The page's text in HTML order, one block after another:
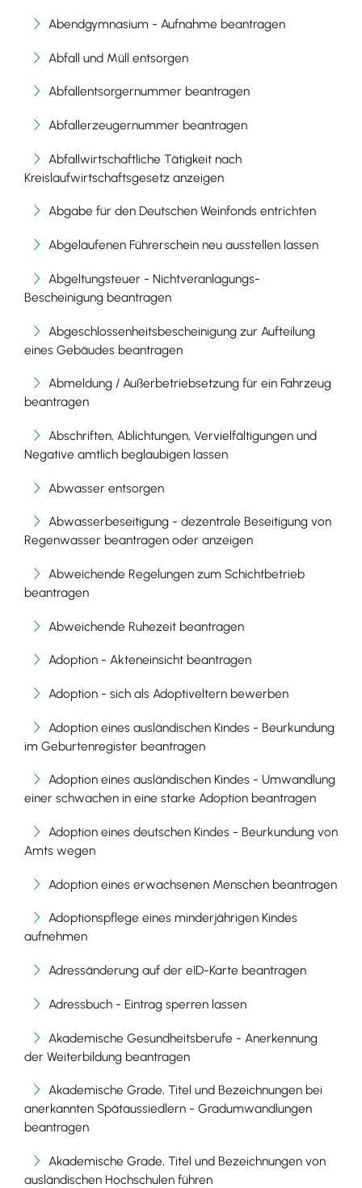
Abendgymnasium - Aufnahme beantragen
Abfall und Müll entsorgen
Abfallentsorgernummer beantragen
Abfallerzeugernummer beantragen
Abfallwirtschaftliche Tätigkeit nach
Kreislaufwirtschaftsgesetz anzeigen
Abgabe für den Deutschen Weinfonds entrichten
Abgelaufenen Führerschein neu ausstellen lassen
Abgeltungsteuer - Nichtveranlagungs-
Bescheinigung beantragen
Abgeschlossenheitsbescheinigung zur Aufteilung
eines Gebäudes beantragen
Abmeldung / Außerbetriebsetzung für ein Fahrzeug
beantragen
Abschriften, Ablichtungen, Vervielfältigungen und
Negative amtlich beglaubigen lassen
Abwasser entsorgen
Abwasserbeseitigung - dezentrale Beseitigung von
Regenwasser beantragen oder anzeigen
Abweichende Regelungen zum Schichtbetrieb
beantragen
Abweichende Ruhezeit beantragen
Adoption - Akteneinsicht beantragen
Adoption - sich als Adoptiveltern bewerben
Adoption eines ausländischen Kindes - Beurkundung
im Geburtenregister beantragen
Adoption eines ausländischen Kindes - Umwandlung
einer schwachen in eine starke Adoption beantragen
Adoption eines deutschen Kindes - Beurkundung von
Amts wegen
Adoption eines erwachsenen Menschen beantragen
Adoptionspflege eines minderjährigen Kindes
aufnehmen
Adressänderung auf der eID-Karte beantragen
Adressbuch - Eintrag sperren lassen
Akademische Gesundheitsberufe - Anerkennung
der Weiterbildung beantragen
Akademische Grade, Titel und Bezeichnungen bei
anerkannten Spätaussiedlern - Gradumwandlungen
beantragen
Akademische Grade, Titel und Bezeichnungen von
ausländischen Hochschulen führen